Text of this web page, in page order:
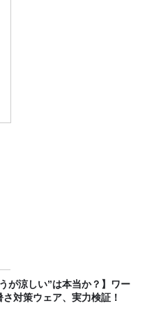
うが涼しい”は本当か？】ワー
さ対策ウェア、実力検証！